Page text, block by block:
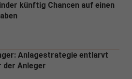
künftig Chancen auf einen
Anlagestrategie entlarvt
der Anleger